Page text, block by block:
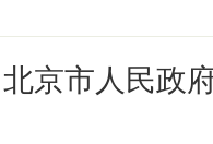
北京市人民政